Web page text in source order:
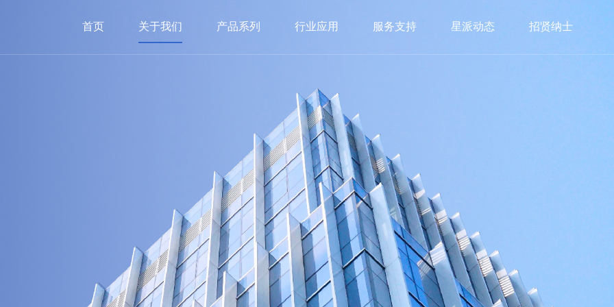
首页 关于我们 产品系列 行业应用 服务支持 星派动态 招贤纳士